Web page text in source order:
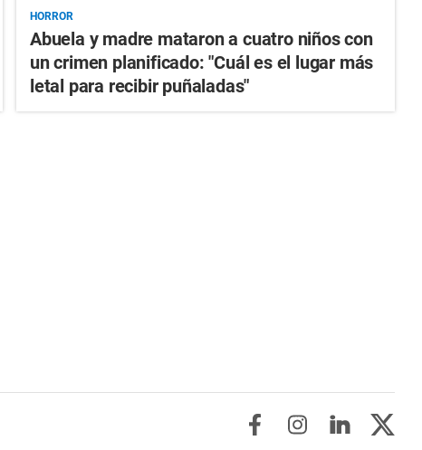
HORROR
Abuela y madre mataron a cuatro niños con
un crimen planificado: "Cuál es el lugar más
letal para recibir puñaladas"